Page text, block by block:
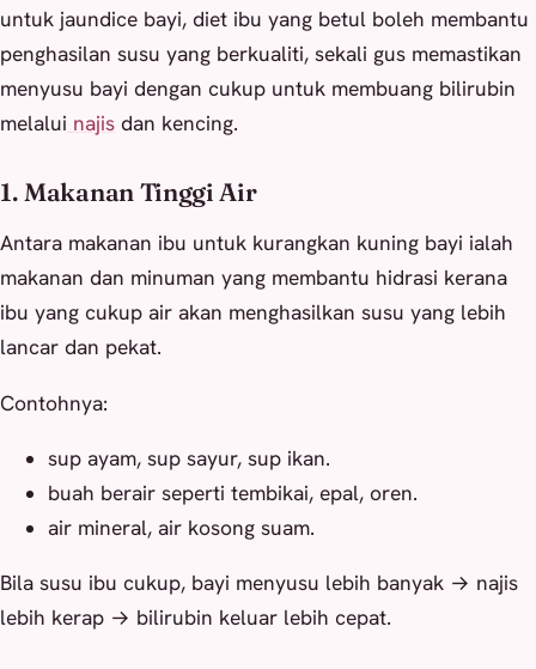
untuk jaundice bayi, diet ibu yang betul boleh membantu
penghasilan susu yang berkualiti, sekali gus memastikan
menyusu bayi dengan cukup untuk membuang bilirubin
melalui najis dan kencing.
1. Makanan Tinggi Air
Antara makanan ibu untuk kurangkan kuning bayi ialah
makanan dan minuman yang membantu hidrasi kerana
ibu yang cukup air akan menghasilkan susu yang lebih
lancar dan pekat.
Contohnya:
sup ayam, sup sayur, sup ikan.
buah berair seperti tembikai, epal, oren.
air mineral, air kosong suam.
Bila susu ibu cukup, bayi menyusu lebih banyak → najis
lebih kerap → bilirubin keluar lebih cepat.